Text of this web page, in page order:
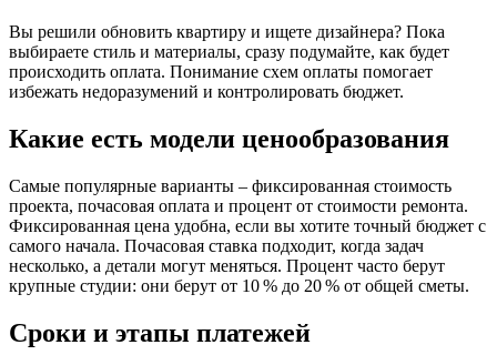
Вы решили обновить квартиру и ищете дизайнера? Пока
выбираете стиль и материалы, сразу подумайте, как будет
происходить оплата. Понимание схем оплаты помогает
избежать недоразумений и контролировать бюджет.
Какие есть модели ценообразования
Самые популярные варианты – фиксированная стоимость
проекта, почасовая оплата и процент от стоимости ремонта.
Фиксированная цена удобна, если вы хотите точный бюджет с
самого начала. Почасовая ставка подходит, когда задач
несколько, а детали могут меняться. Процент часто берут
крупные студии: они берут от 10 % до 20 % от общей сметы.
Сроки и этапы платежей